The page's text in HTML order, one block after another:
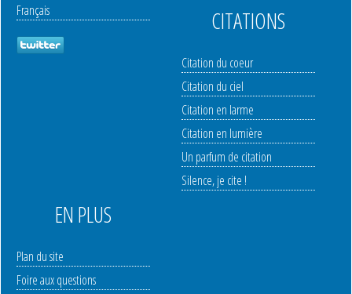
Français
CITATIONS
Citation du coeur
Citation du ciel
Citation en larme
Citation en lumière
Un parfum de citation
Silence, je cite !
EN PLUS
Plan du site
Foire aux questions